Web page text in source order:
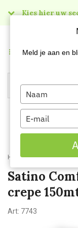
Kies hier uw
Menu
Home Satino Comfort
Satino
crepe
Art: 7743
Meld je aan en
Type
your
name
Type
your
email